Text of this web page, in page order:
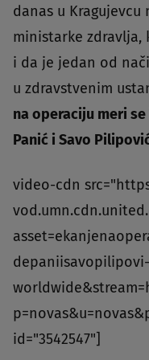
danas u
ministarke zdravlja,
i da je jedan od
u zdravstvenim
na operaciju meri
Panić i Savo
video-cdn
id="3542547"]